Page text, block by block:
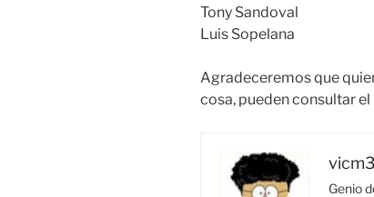
Tony Sandoval
Luis Sopelana
Agradeceremos que
cosa, pueden consultar
vicm3
Genio